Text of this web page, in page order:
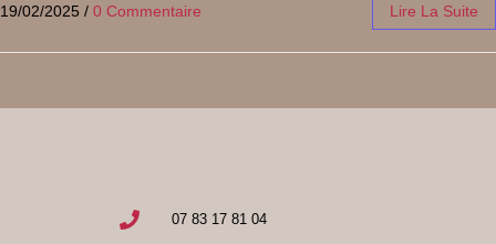
19/02/2025 / 0 Commentaire Lire La Suite
07 83 17 81 04